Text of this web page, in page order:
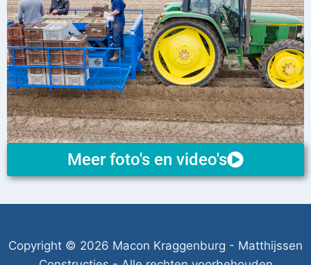
Meer foto's en video's
Copyright © 2026 Macon Kraggenburg - Matthijssen